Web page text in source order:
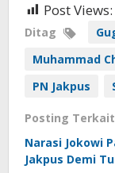
Post Views:
Ditag
Muhammad
PN Jakpus
Posting Terkait
Narasi Jokowi
Jakpus Demi